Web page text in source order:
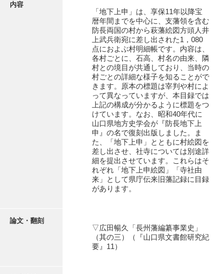
地下上申絵図
風土注進案
山口小郡宰判記録
内容
「地下上申」は、享保11年以降宝
暦年間までを中心に、支藩領を含む
防長両国の村から萩藩絵図方頭人井
上武兵衛宛に差し出された1，080
点におよぶ村明細帳です。内容は、
各村ごとに、石高、村名の由来、隣
村との境目が共通しており、当時の
村ごとの詳細な様子を知ることがで
きます。原本の標題は宰判や村によ
って異なっていますが、本目録では
上記の構成が分かるように標題をつ
けています。なお、昭和40年代に
山口県地方史学会が『防長地下上
申』の名で復刻出版しました。ま
た、「地下上申」とともに村絵図を
差し出させ、社寺については別途詳
細を提出させています。これらはそ
れぞれ「地下上申絵図」「寺社由
来」として県庁伝来旧藩記録に目録
があります。
論文・翻刻
▽広田暢久「長州藩編纂事業史」
（其の三）（『山口県文書館研究紀
要』11）